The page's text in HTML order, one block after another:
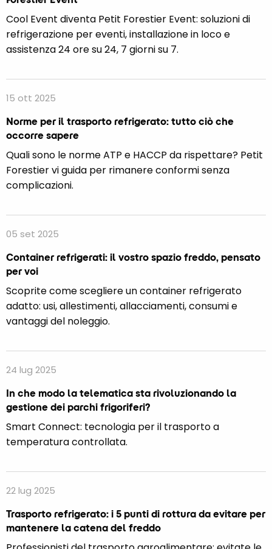
Cool Event diventa Petit Forestier Event: soluzioni di
refrigerazione per eventi, installazione in loco e
assistenza 24 ore su 24, 7 giorni su 7.
15 ott 2025
Norme per il trasporto refrigerato: tutto ciò che
occorre sapere
Quali sono le norme ATP e HACCP da rispettare? Petit
Forestier vi guida per rimanere conformi senza
complicazioni.
05 set 2025
Container refrigerati: il vostro spazio freddo, pensato
per voi
Scoprite come scegliere un container refrigerato
adatto: usi, allestimenti, allacciamenti, consumi e
vantaggi del noleggio.
24 lug 2025
In che modo la telematica sta rivoluzionando la
gestione dei parchi frigoriferi?
Smart Connect: tecnologia per il trasporto a
temperatura controllata.
22 lug 2025
Trasporto refrigerato: i 5 punti di rottura da evitare per
mantenere la catena del freddo